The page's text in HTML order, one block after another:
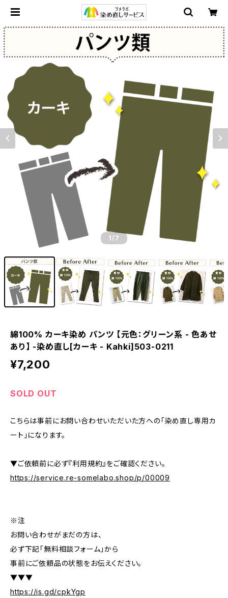
1 /7
綿100% カーキ染め パンツ 【元色：グリーン系 - 色あせ
あり】 -染め直し[カーキ - Kahki]503-0211
¥7,200
SOLD OUT
こちらは事前にお問い合わせいただいた方への「染め直し専用カ
ート」になります。
▼ご依頼前に必ず『利用規約』をご確認ください。
https://service.re-somelabo.shop/p/00009
※注
お問い合わせがまだの方は、
必ず下記「無料相談フォーム」から
事前にご依頼品の状態をお伝えください。
▼▼▼
https://is.gd/cpkYgp